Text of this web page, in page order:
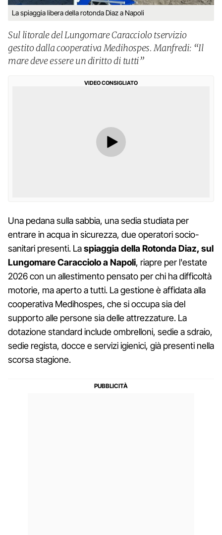
La spiaggia libera della rotonda Diaz a Napoli
Sul litorale del Lungomare Caracciolo tservizio
gestito dalla cooperativa Medihospes. Manfredi: “Il
mare deve essere un diritto di tutti”
VIDEO CONSIGLIATO
Una pedana sulla sabbia, una sedia studiata per
entrare in acqua in sicurezza, due operatori socio-
sanitari presenti. Laspiaggia della Rotonda Diaz, sul
Lungomare Caracciolo a Napoli, riapre per l'estate
2026 con un allestimento pensato per chi ha difficoltà
motorie, ma aperto a tutti. La gestione è affidata alla
cooperativa Medihospes, che si occupa sia del
supporto alle persone sia delle attrezzature. La
dotazione standard include ombrelloni, sedie a sdraio,
sedie regista, docce e servizi igienici, già presenti nella
scorsa stagione.